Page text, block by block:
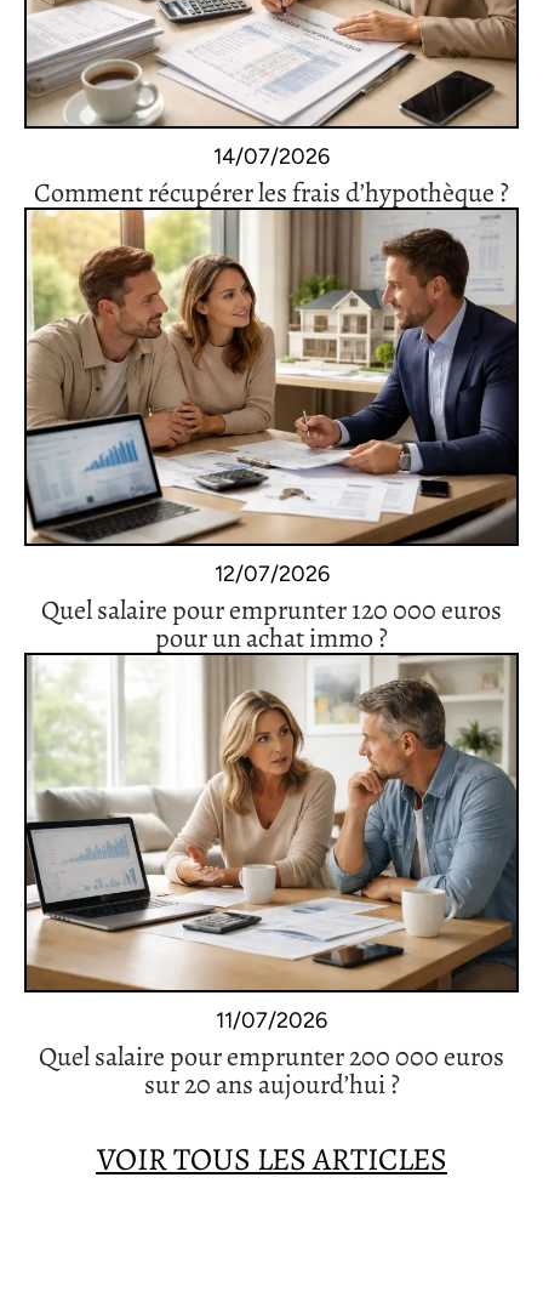
14/07/2026
Comment récupérer les frais d’hypothèque ?
12/07/2026
Quel salaire pour emprunter 120 000 euros
pour un achat immo ?
11/07/2026
Quel salaire pour emprunter 200 000 euros
sur 20 ans aujourd’hui ?
VOIR TOUS LES ARTICLES